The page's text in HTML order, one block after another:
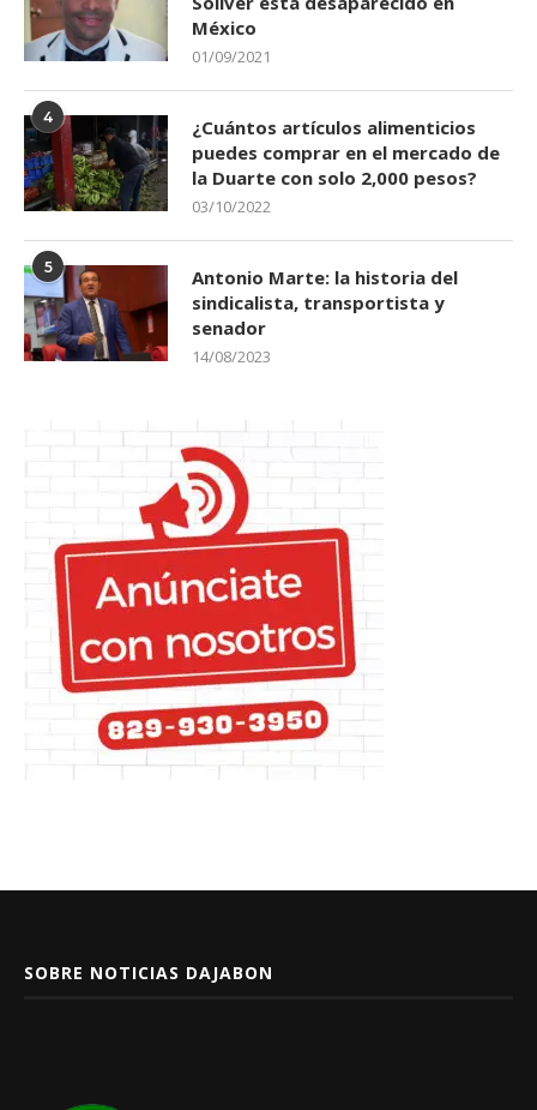
México
01/09/2021
4
¿Cuántos artículos alimenticios
puedes comprar en el mercado de
la Duarte con solo 2,000 pesos?
03/10/2022
5
Antonio Marte: la historia del
sindicalista, transportista y
senador
14/08/2023
SOBRE NOTICIAS DAJABON